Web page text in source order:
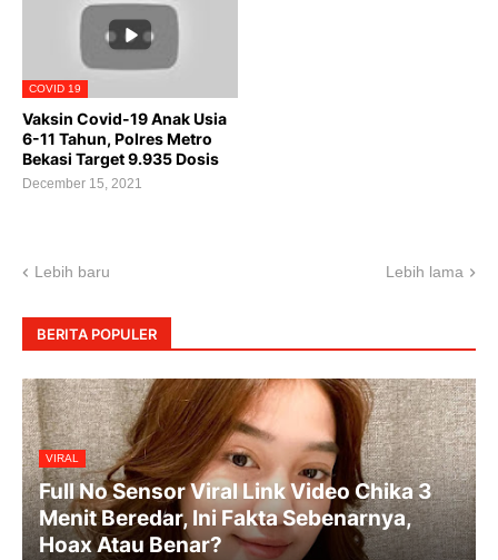
COVID 19
Vaksin Covid-19 Anak Usia
6-11 Tahun, Polres Metro
Bekasi Target 9.935 Dosis
December 15, 2021
Lebih baru Lebih lama
BERITA POPULER
VIRAL
Full No Sensor Viral Link Video Chika 3
Menit Beredar, Ini Fakta Sebenarnya,
Hoax Atau Benar?